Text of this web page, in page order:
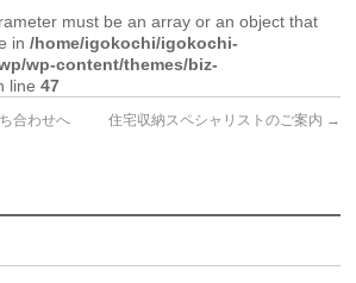
must be an array or an object that
in/home/igokochi/igokochi-
wp-content/themes/biz-
line47
合わせへ 住宅収納スペシャリストのご案内 →